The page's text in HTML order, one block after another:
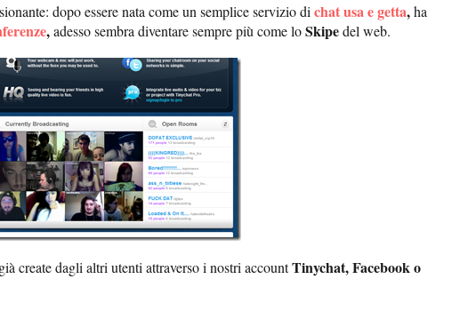
dopo essere nata come un semplice servizio di chat usa e getta,ha
,adesso sembra diventare sempre più come loSkipedel web.
già create dagli altri utenti attraverso i nostri accountTinychat, Facebook o